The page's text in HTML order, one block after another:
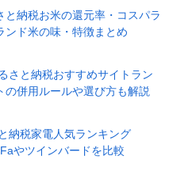
と納税お米の還元率・コスパラ
ンド米の味・特徴まとめ
さと納税おすすめサイトラン
の併用ルールや選び方も解説
納税家電人気ランキング
やツインバードを比較